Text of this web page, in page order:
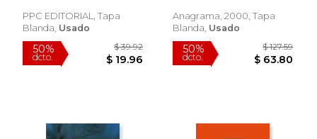
dcto. $ 39.06 dcto.
PPC EDITORIAL, Tapa
Blanda, Usado
Anagrama, 2000, Tapa
Blanda, Usado